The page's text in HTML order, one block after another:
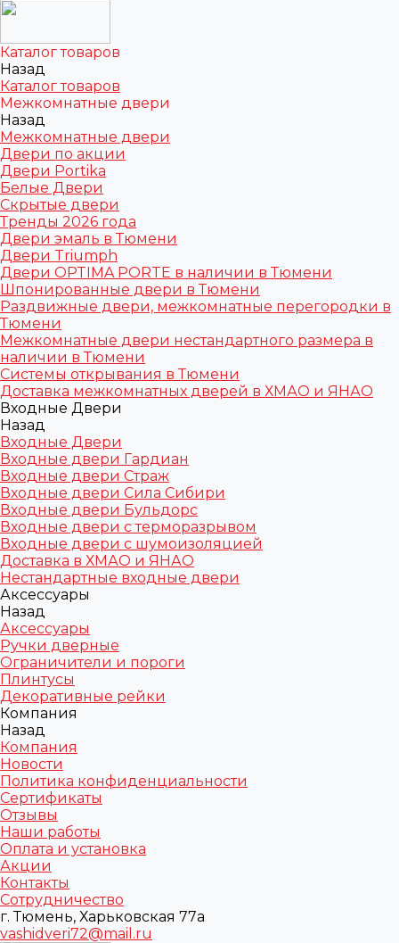
Каталог товаров
Назад
Каталог товаров
Межкомнатные двери
Назад
Межкомнатные двери
Двери по акции
Двери Portika
Белые Двери
Скрытые двери
Тренды 2026 года
Двери эмаль в Тюмени
Двери Triumph
Двери OPTIMA PORTE в наличии в Тюмени
Шпонированные двери в Тюмени
Раздвижные двери, межкомнатные перегородки в
Тюмени
Межкомнатные двери нестандартного размера в
наличии в Тюмени
Системы открывания в Тюмени
Доставка межкомнатных дверей в ХМАО и ЯНАО
Входные Двери
Назад
Входные Двери
Входные двери Гардиан
Входные двери Страж
Входные двери Сила Сибири
Входные двери Бульдорс
Входные двери с терморазрывом
Входные двери с шумоизоляцией
Доставка в ХМАО и ЯНАО
Нестандартные входные двери
Аксессуары
Назад
Аксессуары
Ручки дверные
Ограничители и пороги
Плинтусы
Декоративные рейки
Компания
Назад
Компания
Новости
Политика конфиденциальности
Сертификаты
Отзывы
Наши работы
Оплата и установка
Акции
Контакты
Сотрудничество
г. Тюмень, Харьковская 77а
vashidveri72@mail.ru